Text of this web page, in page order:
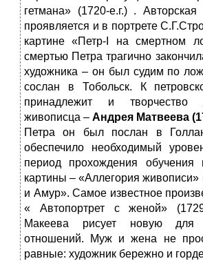
гетмана» (1720-е.г.) . Авторская
проявляется и в портрете
картине «Петр-I на смертном
смертью Петра трагично
художника – он был судим по
сослан в Тобольск. К
принадлежит и творчество
живописца – Андрея Матвеева
Петра он был послан в
обеспечило необходимый
период прохождения
картины – «Аллегория живописи»
и Амур». Самое известное
« Автопортрет с женой» (1729
Макеева рисует новую для
отношений. Муж и жена не
равные: художник бережно и